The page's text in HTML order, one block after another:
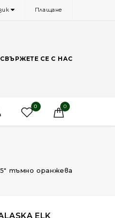
Плащане
СВЪРЖЕТЕ СЕ С НАС
0 0
тъмно оранжева
ELK